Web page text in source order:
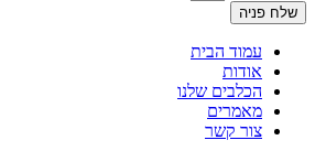
שלח פניה
עמוד הבית
אודות
הכלבים שלנו
מאמרים
צור קשר